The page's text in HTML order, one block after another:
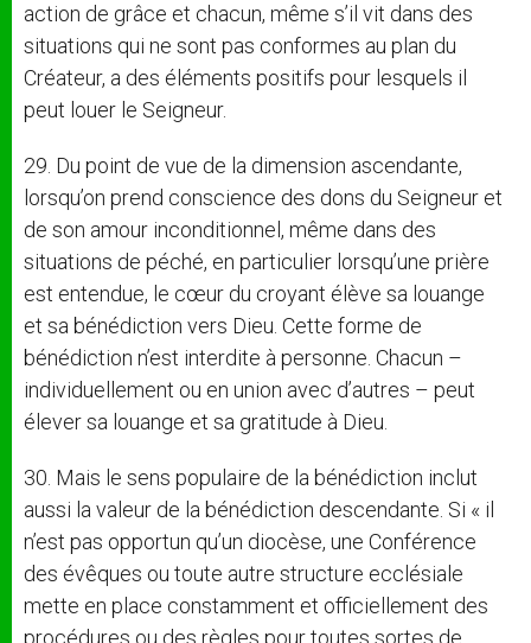
action de grâce et chacun, même s’il vit dans des
situations qui ne sont pas conformes au plan du
Créateur, a des éléments positifs pour lesquels il
peut louer le Seigneur.
29. Du point de vue de la dimension ascendante,
lorsqu’on prend conscience des dons du Seigneur et
de son amour inconditionnel, même dans des
situations de péché, en particulier lorsqu’une prière
est entendue, le cœur du croyant élève sa louange
et sa bénédiction vers Dieu. Cette forme de
bénédiction n’est interdite à personne. Chacun –
individuellement ou en union avec d’autres – peut
élever sa louange et sa gratitude à Dieu.
30. Mais le sens populaire de la bénédiction inclut
aussi la valeur de la bénédiction descendante. Si « il
n’est pas opportun qu’un diocèse, une Conférence
des évêques ou toute autre structure ecclésiale
mette en place constamment et officiellement des
procédures ou des règles pour toutes sortes de